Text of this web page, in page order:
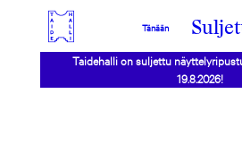
Tänään
Taidehalli on suljettu
19.8.2026!